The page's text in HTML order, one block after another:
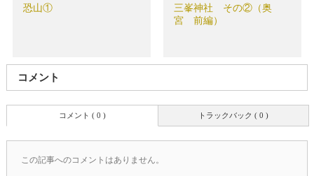
恐山①
三峯神社 その②（奥
宮 前編）
コメント
トラックバック ( 0 )
コメント ( 0 )
この記事へのコメントはありません。